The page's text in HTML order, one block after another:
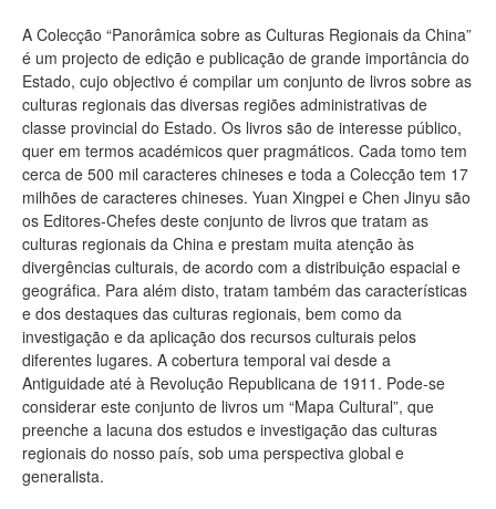
A Colecção “Panorâmica sobre as Culturas Regionais da China”
é um projecto de edição e publicação de grande importância do
Estado, cujo objectivo é compilar um conjunto de livros sobre as
culturas regionais das diversas regiões administrativas de
classe provincial do Estado. Os livros são de interesse público,
quer em termos académicos quer pragmáticos. Cada tomo tem
cerca de 500 mil caracteres chineses e toda a Colecção tem 17
milhões de caracteres chineses. Yuan Xingpei e Chen Jinyu são
os Editores-Chefes deste conjunto de livros que tratam as
culturas regionais da China e prestam muita atenção às
divergências culturais, de acordo com a distribuição espacial e
geográfica. Para além disto, tratam também das características
e dos destaques das culturas regionais, bem como da
investigação e da aplicação dos recursos culturais pelos
diferentes lugares. A cobertura temporal vai desde a
Antiguidade até à Revolução Republicana de 1911. Pode-se
considerar este conjunto de livros um “Mapa Cultural”, que
preenche a lacuna dos estudos e investigação das culturas
regionais do nosso país, sob uma perspectiva global e
generalista.